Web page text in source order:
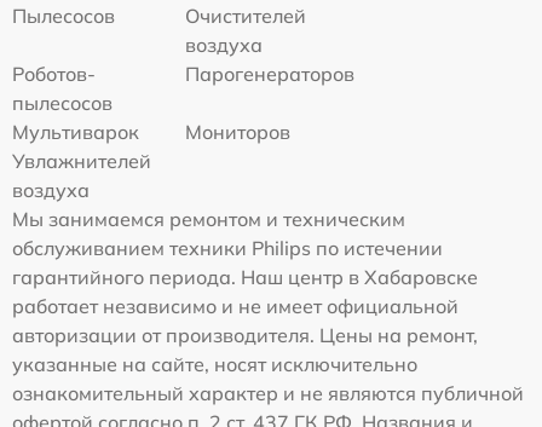
Пылесосов
Очистителей
воздуха
Роботов-
пылесосов
Парогенераторов
Мультиварок
Мониторов
Увлажнителей
воздуха
Мы занимаемся ремонтом и техническим
обслуживанием техники Philips по истечении
гарантийного периода. Наш центр в Хабаровске
работает независимо и не имеет официальной
авторизации от производителя. Цены на ремонт,
указанные на сайте, носят исключительно
ознакомительный характер и не являются публичной
офертой согласно п. 2 ст. 437 ГК РФ. Названия и